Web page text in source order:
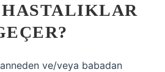
ve/veya babadan